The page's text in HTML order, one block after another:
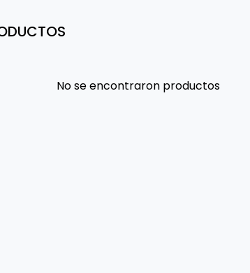
No se encontraron productos